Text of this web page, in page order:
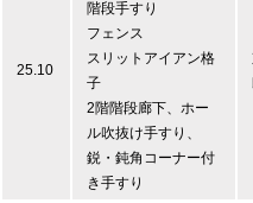
25.10
階段手すり
フェンス
スリットアイアン格
子
2階階段廊下、ホー
ル吹抜け手すり、
鋭・鈍角コーナー付
き手すり